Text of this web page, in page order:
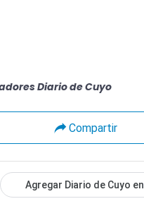
Diario de Cuyo
Compartir
Agregar Diario de Cuyo en